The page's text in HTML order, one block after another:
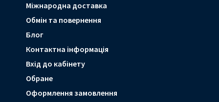
Мiжнародна доставка
Обмін та повернення
Блог
Контактна інформація
Вхід до кабінету
Обране
Оформлення замовлення